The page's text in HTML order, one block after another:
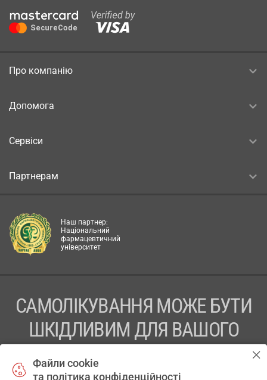
Про компанію
Допомога
Сервіси
Партнерам
Наш партнер:
Національний
фармацевтичний
університет
САМОЛІКУВАННЯ МОЖЕ БУТИ
ШКІДЛИВИМ ДЛЯ ВАШОГО
Файли cookie
та політика конфіденційності